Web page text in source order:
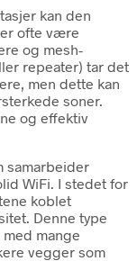
kan den
ofte være
og mesh-
repeater) tar det
men dette kan
soner.
og effektiv
samarbeider
WiFi. I stedet for
koblet
Denne type
mange
vegger som